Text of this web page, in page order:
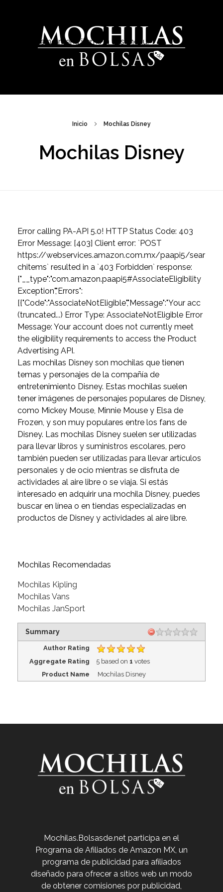
There are no menu items in this menu.
Inicio Mochilas Disney
Mochilas Disney
Error calling PA-API 5.0! HTTP Status Code: 403
Error Message: [403] Client error: `POST
https://webservices.amazon.com.mx/paapi5/sear
chitems` resulted in a `403 Forbidden` response:
{"__type":"com.amazon.paapi5#AssociateEligibility
Exception","Errors":
[{"Code":"AssociateNotEligible","Message":"Your acc
(truncated...) Error Type: AssociateNotEligible Error
Message: Your account does not currently meet
the eligibility requirements to access the Product
Advertising API.
Las mochilas Disney son mochilas que tienen
temas y personajes de la compañía de
entretenimiento Disney. Estas mochilas suelen
tener imágenes de personajes populares de Disney,
como Mickey Mouse, Minnie Mouse y Elsa de
Frozen, y son muy populares entre los fans de
Disney. Las mochilas Disney suelen ser utilizadas
para llevar libros y suministros escolares, pero
también pueden ser utilizadas para llevar artículos
personales y de ocio mientras se disfruta de
actividades al aire libre o se viaja. Si estás
interesado en adquirir una mochila Disney, puedes
buscar en línea o en tiendas especializadas en
productos de Disney y actividades al aire libre.
Mochilas Recomendadas
Mochilas Kipling
Mochilas Vans
Mochilas JanSport
Summary
Author Rating
Aggregate Rating
5based on 1 votes
Product Name
Mochilas Disney
Mochilas.Bolsasde.net participa en el
Programa de Afiliados de Amazon MX, un
programa de publicidad para afiliados
diseñado para ofrecer a sitios web un modo
de obtener comisiones por publicidad,